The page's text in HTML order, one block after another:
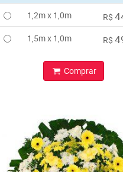
1,2m x 1,0m R$
1,5m x 1,0m R$
Comprar